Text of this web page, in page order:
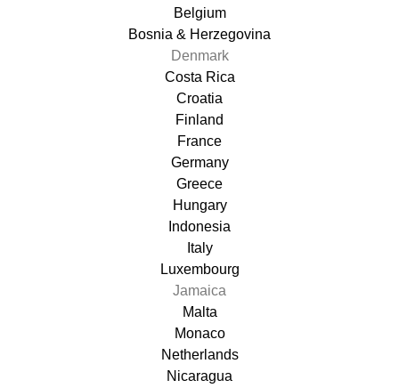
Belgium
Bosnia & Herzegovina
Denmark
Costa Rica
Croatia
Finland
France
Germany
Greece
Hungary
Indonesia
Italy
Luxembourg
Jamaica
Malta
Monaco
Netherlands
Nicaragua